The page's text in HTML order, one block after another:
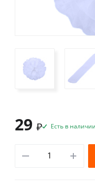
29 ₽ Есть в наличии